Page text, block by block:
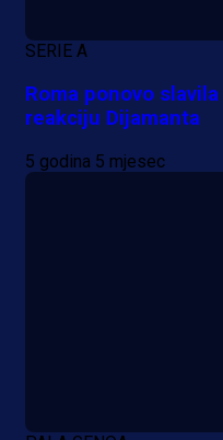
Pogledajte
3 h 2 min
SERIE A
Roma ponovo
reakciju Dijamanta
5 godina 5 mjesec